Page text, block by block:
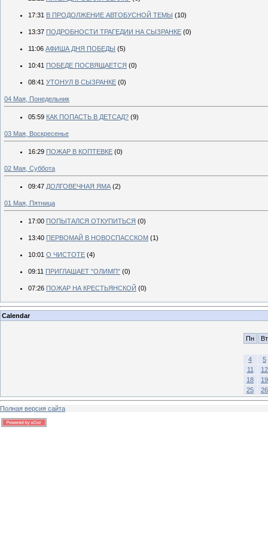
17:31 В ПРОДОЛЖЕНИЕ АВТОБУСНОЙ ТЕМЫ (10)
13:37 ПОДРОБНОСТИ ТРАГЕДИИ НА СЫЗРАНКЕ (0)
11:06 АФИША ДНЯ ПОБЕДЫ (5)
10:41 ПОБЕДЕ ПОСВЯЩАЕТСЯ (0)
08:41 УТОНУЛ В СЫЗРАНКЕ (0)
04 Мая, Понедельник
05:59 КАК ПОПАСТЬ В ДЕТСАД? (9)
03 Мая, Воскресенье
16:29 ПОЖАР В КОПТЕВКЕ (0)
02 Мая, Суббота
09:47 ДОЛГОВЕЧНАЯ ЯМА (2)
01 Мая, Пятница
17:00 ПОПЫТАЛСЯ ОТКУПИТЬСЯ (0)
13:40 ПЕРВОМАЙ В НОВОСПАССКОМ (1)
10:01 О ЧИСТОТЕ (4)
09:11 ПРИГЛАШАЕТ "ОЛИМП" (0)
07:26 ПОЖАР НА КРЕСТЬЯНСКОЙ (0)
Calendar
Пн Вт
4
5
11
12
18
19
25
26
Полная версия сайта